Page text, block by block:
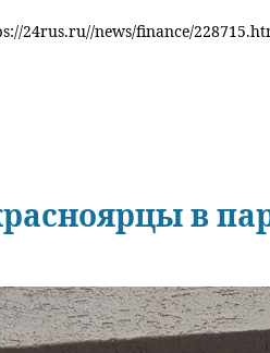
24rus.ru//news/finance/
в